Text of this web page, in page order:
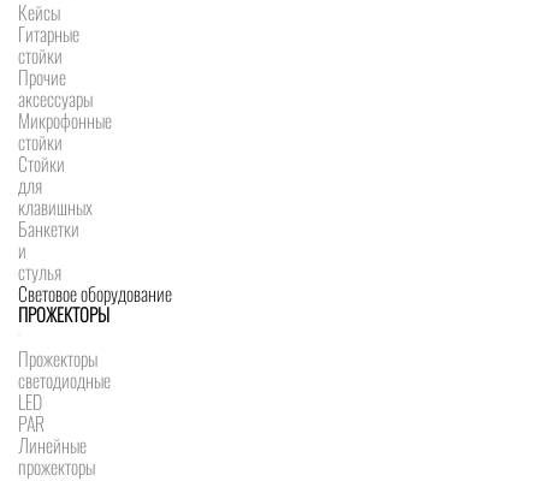
Кейсы
Гитарные
стойки
Прочие
аксессуары
Микрофонные
стойки
Стойки
для
клавишных
Банкетки
и
стулья
Световое оборудование
ПРОЖЕКТОРЫ
Прожекторы
светодиодные
LED
PAR
Линейные
прожекторы